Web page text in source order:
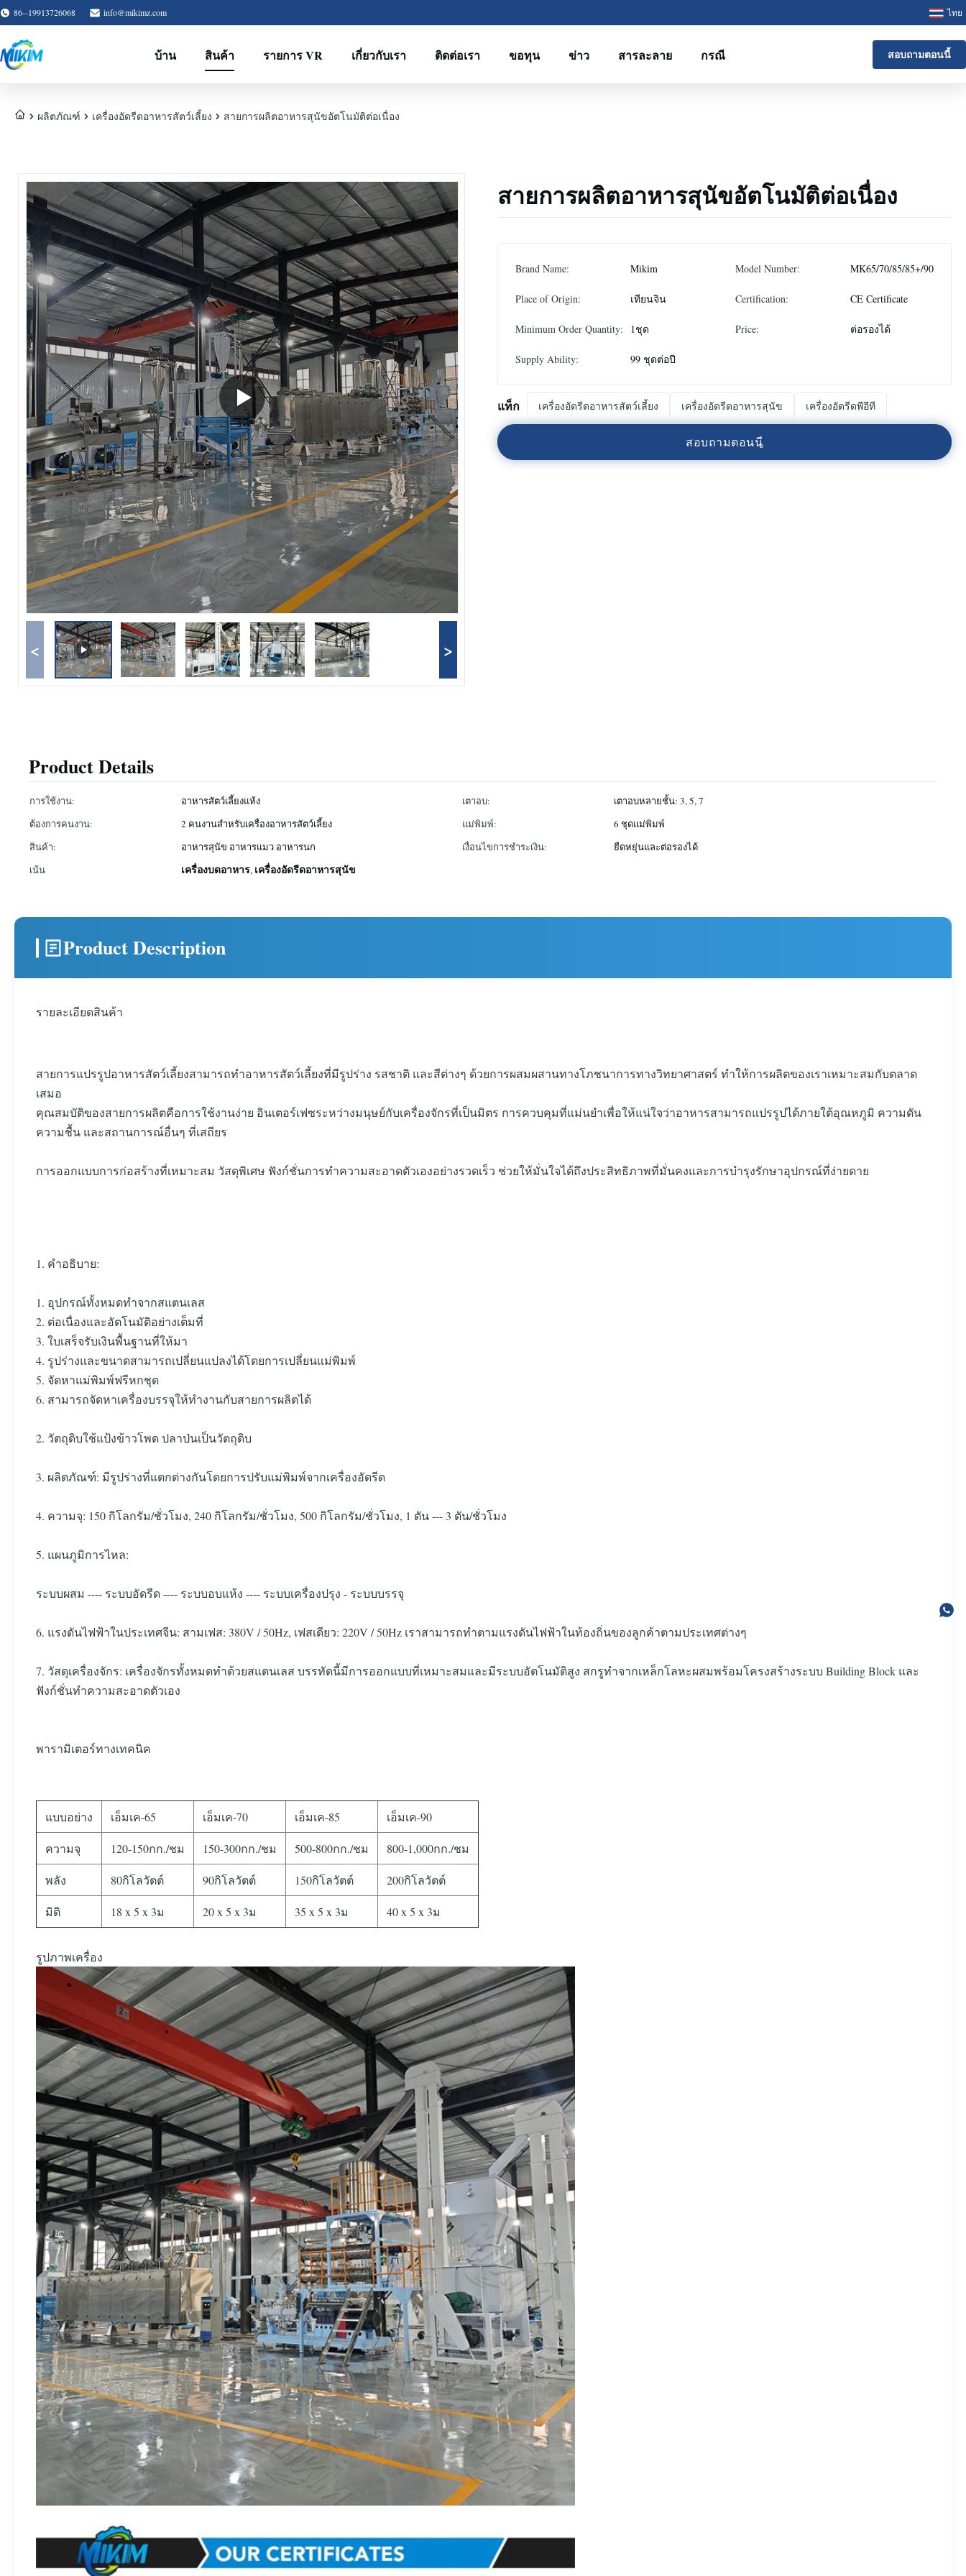
86--19913726068 info@mikimz.com ไทย
บ้าน สินค้า รายการ VR เกี่ยวกับเรา ติดต่อเรา ขอทุน ข่าว สารละลาย กรณี สอบถามตอนนี้
ผลิตภัณฑ์ เครื่องอัดรีดอาหารสัตว์เลี้ยง สายการผลิตอาหารสุนัขอัตโนมัติต่อเนื่อง
< >
สายการผลิตอาหารสุนัขอัตโนมัติต่อเนื่อง
Brand Name: Mikim Model Number: MK65/70/85/85+/90
Place of Origin: เทียนจิน Certification: CE Certificate
Minimum Order Quantity: 1ชุด Price: ต่อรองได้
Supply Ability: 99 ชุดต่อปี
แท็ก เครื่องอัดรีดอาหารสัตว์เลี้ยง เครื่องอัดรีดอาหารสุนัข เครื่องอัดรีดพีอีที
สอบถามตอนน
Product Details
การใช้งาน: อาหารสัตว์เลี้ยงแห้ง เตาอบ:
เตาอบหลายชั้น: 3, 5, 7
ต้องการคนงาน:
2 คนงานสำหรับเครื่องอาหารสัตว์เลี้ยง แม่พิมพ์:
6 ชุดแม่พิมพ์
สินค้า:
อาหารสุนัข อาหารแมว อาหารนก เงื่อนไขการชำระเงิน:
ยืดหยุ่นและต่อรองได้
เน้น
เครื่องบดอาหาร, เครื่องอัดรีดอาหารสุนัข
Product Description
รายละเอียดสินค้า
สายการแปรรูปอาหารสัตว์เลี้ยงสามารถทำอาหารสัตว์เลี้ยงที่มีรูปร่าง รสชาติ และสีต่างๆ ด้วยการผสมผสานทางโภชนาการทางวิทยาศาสตร์ ทำให้การผลิตของเราเหมาะสมกับตลาด
เสมอ
คุณสมบัติของสายการผลิตคือการใช้งานง่าย อินเตอร์เฟซระหว่างมนุษย์กับเครื่องจักรที่เป็นมิตร การควบคุมที่แม่นยำเพื่อให้แน่ใจว่าอาหารสามารถแปรรูปได้ภายใต้อุณหภูมิ ความดัน
ความชื้น และสถานการณ์อื่นๆ ที่เสถียร
การออกแบบการก่อสร้างที่เหมาะสม วัสดุพิเศษ ฟังก์ชั่นการทำความสะอาดตัวเองอย่างรวดเร็ว ช่วยให้มั่นใจได้ถึงประสิทธิภาพที่มั่นคงและการบำรุงรักษาอุปกรณ์ที่ง่ายดาย
1. คำอธิบาย:
1. อุปกรณ์ทั้งหมดทำจากสแตนเลส
2. ต่อเนื่องและอัตโนมัติอย่างเต็มที่
3. ใบเสร็จรับเงินพื้นฐานที่ให้มา
4. รูปร่างและขนาดสามารถเปลี่ยนแปลงได้โดยการเปลี่ยนแม่พิมพ์
5. จัดหาแม่พิมพ์ฟรีหกชุด
6. สามารถจัดหาเครื่องบรรจุให้ทำงานกับสายการผลิตได้
2. วัตถุดิบใช้แป้งข้าวโพด ปลาป่นเป็นวัตถุดิบ
3. ผลิตภัณฑ์: มีรูปร่างที่แตกต่างกันโดยการปรับแม่พิมพ์จากเครื่องอัดรีด
4. ความจุ: 150 กิโลกรัม/ชั่วโมง, 240 กิโลกรัม/ชั่วโมง, 500 กิโลกรัม/ชั่วโมง, 1 ตัน --- 3 ตัน/ชั่วโมง
5. แผนภูมิการไหล:
ระบบผสม ---- ระบบอัดรีด ---- ระบบอบแห้ง ---- ระบบเครื่องปรุง - ระบบบรรจุ
6. แรงดันไฟฟ้าในประเทศจีน: สามเฟส: 380V / 50Hz, เฟสเดียว: 220V / 50Hz เราสามารถทำตามแรงดันไฟฟ้าในท้องถิ่นของลูกค้าตามประเทศต่างๆ
7. วัสดุเครื่องจักร: เครื่องจักรทั้งหมดทำด้วยสแตนเลส บรรทัดนี้มีการออกแบบที่เหมาะสมและมีระบบอัตโนมัติสูง สกรูทำจากเหล็กโลหะผสมพร้อมโครงสร้างระบบ Building Block และ
ฟังก์ชั่นทำความสะอาดตัวเอง
พารามิเตอร์ทางเทคนิค
แบบอย่าง เอ็มเค-65 เอ็มเค-70 เอ็มเค-85 เอ็มเค-90
ความจุ 120-150กก./ชม 150-300กก./ชม 500-800กก./ชม 800-1,000กก./ชม
พลัง 80กิโลวัตต์ 90กิโลวัตต์ 150กิโลวัตต์ 200กิโลวัตต์
มิติ 18 x 5 x 3ม 20 x 5 x 3ม 35 x 5 x 3ม 40 x 5 x 3ม
รูปภาพเครื่อง